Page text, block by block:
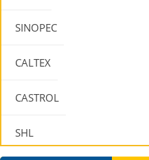
SINOPEC
CALTEX
CASTROL
SHL